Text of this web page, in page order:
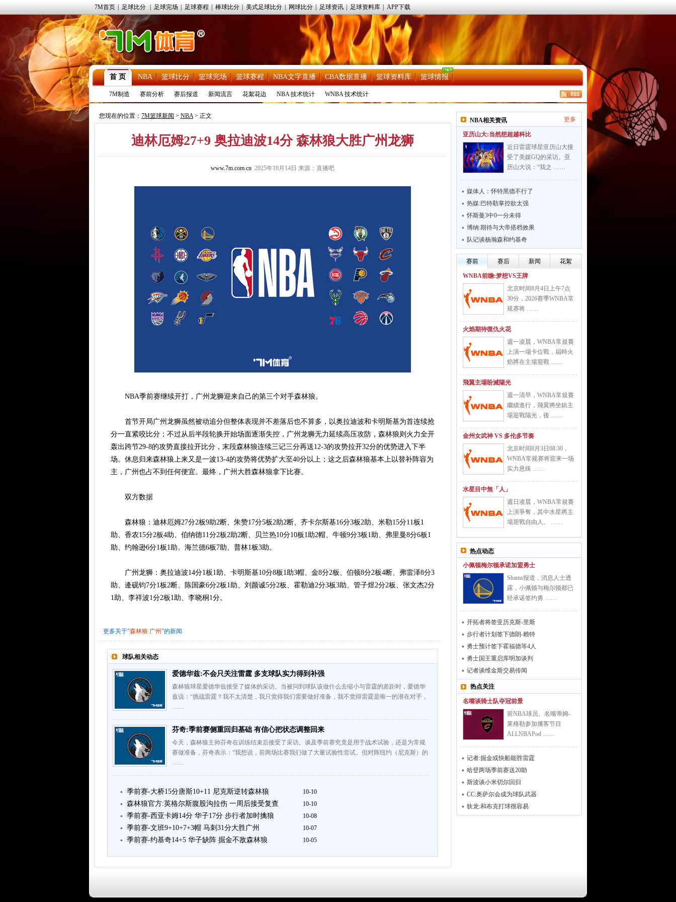
7M首页 足球比分 足球完场 足球赛程 棒球比分 美式足球比分 网球比分 足球资讯 足球资料库 APP下载
首 页 NBA 篮球比分 篮球完场 篮球赛程 NBA文字直播 CBA数据直播 篮球资料库 篮球情报
7M制造 赛前分析 赛后报道 新闻流言 花絮花边 NBA 技术统计 WNBA 技术统计
您现在的位置： 7M篮球新闻 > NBA> 正文
迪林厄姆27+9 奥拉迪波14分 森林狼大胜广州龙狮
www.7m.com.cn 2025年10月14日 来源：直播吧
NBA季前赛继续开打，广州龙狮迎来自己的第三个对手森林狼。
首节开局广州龙狮虽然被动追分但整体表现并不差落后也不算多，以奥拉迪波和卡明斯基为首连续抢
分一直紧咬比分；不过从后半段轮换开始场面逐渐失控，广州龙狮无力延续高压攻防，森林狼则火力全开
轰出跨节29-8的攻势直接拉开比分，末段森林狼连续三记三分再送12-3的攻势拉开32分的优势进入下半
场。休息归来森林狼上来又是一波13-4的攻势将优势扩大至40分以上；这之后森林狼基本上以替补阵容为
主，广州也占不到任何便宜。最终，广州大胜森林狼拿下比赛。
双方数据
森林狼：迪林厄姆27分2板9助2断、朱赞17分5板2助2断、齐卡尔斯基16分3板2助、米勒15分11板1
助、香农15分2板4助、伯纳德11分2板2助2断、贝兰热10分10板1助2帽、牛顿9分3板1助、弗里曼8分6板1
助、约翰逊6分1板1助、海兰德6板7助、普林1板3助。
广州龙狮：奥拉迪波14分1板1助、卡明斯基10分8板1助3帽、金8分2板、伯顿8分2板4断、弗雷泽8分3
助、逄砚钧7分1板2断、陈国豪6分2板1助、刘颜诚5分2板、霍勒迪2分3板3助、管子煜2分2板、张文杰2分
1助、李祥波1分2板1助、李晓桐1分。
更多关于"森林狼 广州"的新闻
球队相关动态
爱德华兹:不会只关注雷霆 多支球队实力得到补强
森林狼球星爱德华兹接受了媒体的采访。当被问到球队该做什么去缩小与雷霆的差距时，爱德华
兹说：“挑战雷霆？我不太清楚，我只觉得我们需要做好准备，我不觉得雷霆是唯一的潜在对手，
……
芬奇:季前赛侧重回归基础 有信心把状态调整回来
今天，森林狼主帅芬奇在训练结束后接受了采访。谈及季前赛究竟是用于战术试验，还是为常规
赛做准备，芬奇表示：“我想说，前两场比赛我们做了大量试验性尝试。但对阵纽约（尼克斯）的
……
季前赛-大桥15分唐斯10+11 尼克斯逆转森林狼 10-10
森林狼官方:英格尔斯腹股沟拉伤 一周后接受复查 10-10
季前赛-西亚卡姆14分 华子17分 步行者加时擒狼 10-08
季前赛-文班9+10+7+3帽 马刺31分大胜广州 10-07
季前赛-约基奇14+5 华子缺阵 掘金不敌森林狼 10-05
NBA相关资讯 更多
亚历山大:当然想超越科比
近日雷霆球星亚历山大接
受了美媒GQ的采访。亚
历山大说：“我之 ……
媒体人：怀特黑德不行了
热媒:巴特勒掌控欲太强
怀斯曼3中0一分未得
博纳:期待与大帝搭档效果
队记谈杨瀚森和约基奇
赛前 赛后 新闻 花絮
WNBA前瞻:梦想VS王牌
北京时间8月4日上午7点
30分，2026赛季WNBA常
规赛将 ……
火焰期待復仇火花
週一凌晨，WNBA常規賽
上演一場卡位戰，屆時火
焰將在主場迎戰 ……
飛翼主場盼滅陽光
週一清早，WNBA常規賽
繼續進行，飛翼將坐鎮主
場迎戰陽光，後 ……
金州女武神 VS 多伦多节奏
北京时间8月3日08:30，
WNBA常规赛将迎来一场
实力悬殊 ……
水星目中無「人」
週日凌晨，WNBA常規賽
上演爭奪，其中水星將主
場迎戰自由人。 ……
热点动态
小佩顿梅尔顿承诺加盟勇士
Shams报道，消息人士透
露，小佩顿与梅尔顿都已
经承诺签约勇 ……
开拓者将签亚历克斯-里斯
步行者计划签下德朗-赖特
勇士预计签下霍福德等4人
勇士国王重启库明加谈判
记者谈维金斯交易传闻
热点关注
名嘴谈骑士队夺冠前景
前NBA球员、名嘴蒂姆-
莱格勒参加播客节目
ALLNBAPod ……
记者:掘金或快船能胜雷霆
哈登两场季前赛送20助
斯波谈小米切尔回归
CC:奥萨尔会成为球队武器
狄龙:和布克打球很容易